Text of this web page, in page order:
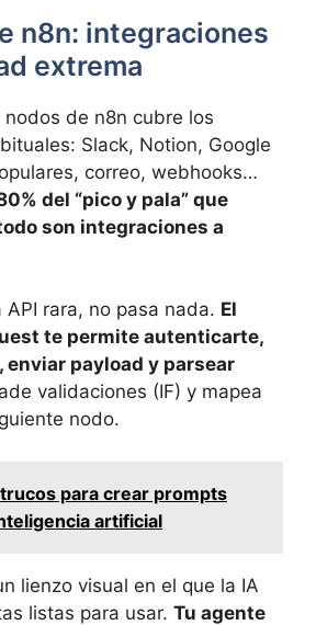
n8n: integraciones
extrema
de n8n cubre los
Slack, Notion, Google
correo, webhooks…
del “pico y pala” que
son integraciones a
API rara, no pasa nada. El
te permite autenticarte,
payload y parsear
validaciones (IF) y mapea
nodo.
para crear prompts
artificial
lienzo visual en el que la IA
listas para usar. Tu agente